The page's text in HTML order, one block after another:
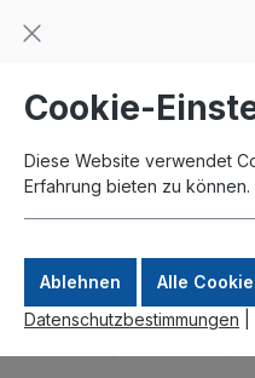
springen
Cookie-
Diese Website verwendet
Erfahrung bieten zu können.
Ablehnen
Alle
Datenschutzbestimmungen